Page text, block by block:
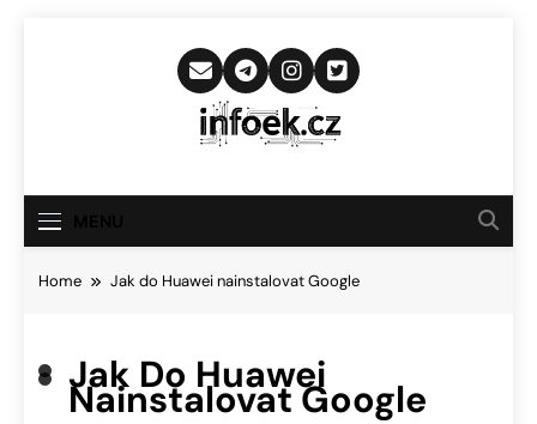
Infoek.cz
Novinkám
Home Jak do Huawei nainstalovat Google
Jak Do Huawei
Nainstalovat Google